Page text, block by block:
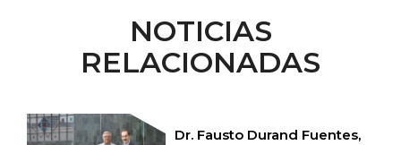
NOTICIAS
RELACIONADAS
Dr. Fausto Durand Fuentes,